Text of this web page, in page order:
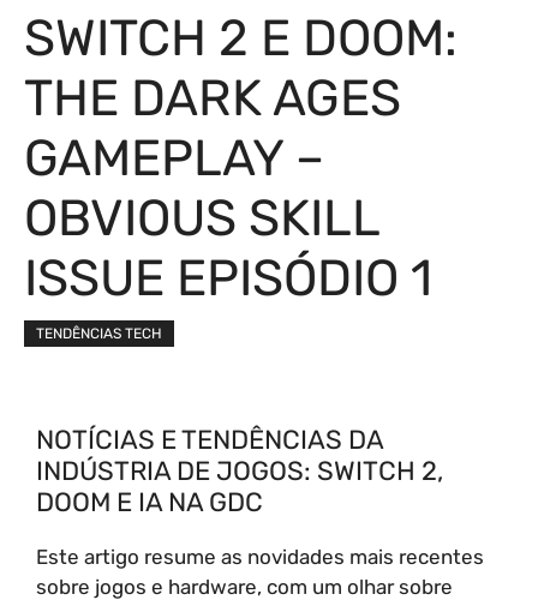
SWITCH 2 E DOOM:
THE DARK AGES
GAMEPLAY –
OBVIOUS SKILL
ISSUE EPISÓDIO 1
TENDÊNCIAS TECH
NOTÍCIAS E TENDÊNCIAS DA
INDÚSTRIA DE JOGOS: SWITCH 2,
DOOM E IA NA GDC
Este artigo resume as novidades mais recentes
sobre jogos e hardware, com um olhar sobre